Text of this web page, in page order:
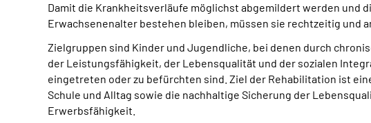
Damit die Krankheitsverläufe möglichst abgemildert werden und
Erwachsenenalter bestehen bleiben, müssen sie rechtzeitig und
Zielgruppen sind Kinder und Jugendliche, bei denen durch
der Leistungsfähigkeit, der Lebensqualität und der sozialen
eingetreten oder zu befürchten sind. Ziel der Rehabilitation ist
Schule und Alltag sowie die nachhaltige Sicherung der
Erwerbsfähigkeit.